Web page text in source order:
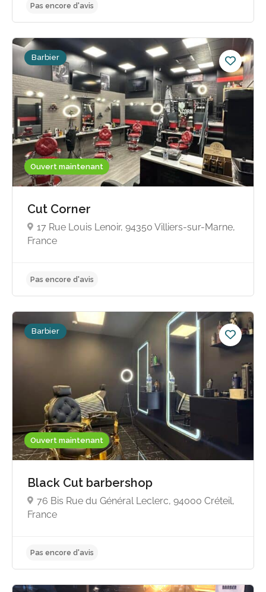
Pas encore d'avis
Pas encore d'avis
Ouvert maintenant
Barbier
Cut Corner
17 Rue Louis Lenoir, 94350 Villiers-sur-Marne,
France
Ouvert maintenant
Barbier
Black Cut barbershop
76 Bis Rue du Général Leclerc, 94000 Créteil,
France